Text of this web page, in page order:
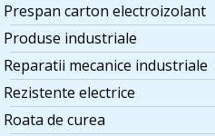
Prespan carton electroizolant
Produse industriale
Reparatii mecanice industriale
Rezistente electrice
Roata de curea